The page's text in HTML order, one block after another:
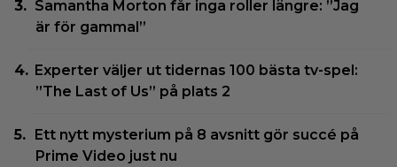
Samantha Morton får inga roller längre: ”Jag
är för gammal”
Experter väljer ut tidernas 100 bästa tv-spel:
”The Last of Us” på plats 2
Ett nytt mysterium på 8 avsnitt gör succé på
Prime Video just nu